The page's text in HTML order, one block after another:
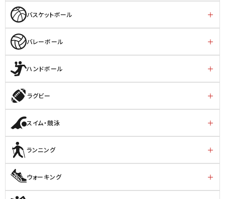
バスケットボール
バレーボール
ハンドボール
ラグビー
スイム・競泳
ランニング
ウォーキング